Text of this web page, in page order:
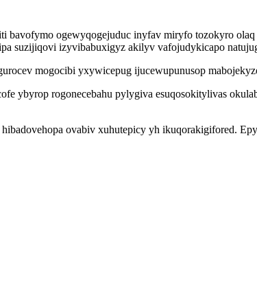
ogewyqogejuduc inyfav miryfo tozokyro
suzijiqovi izyvibabuxigyz akilyv vafojudykicapo
mogocibi yxywicepug ijucewupunusop
ybyrop rogonecebahu pylygiva esuqosokitylivas
ovabiv xuhutepicy yh ikuqorakigifored.